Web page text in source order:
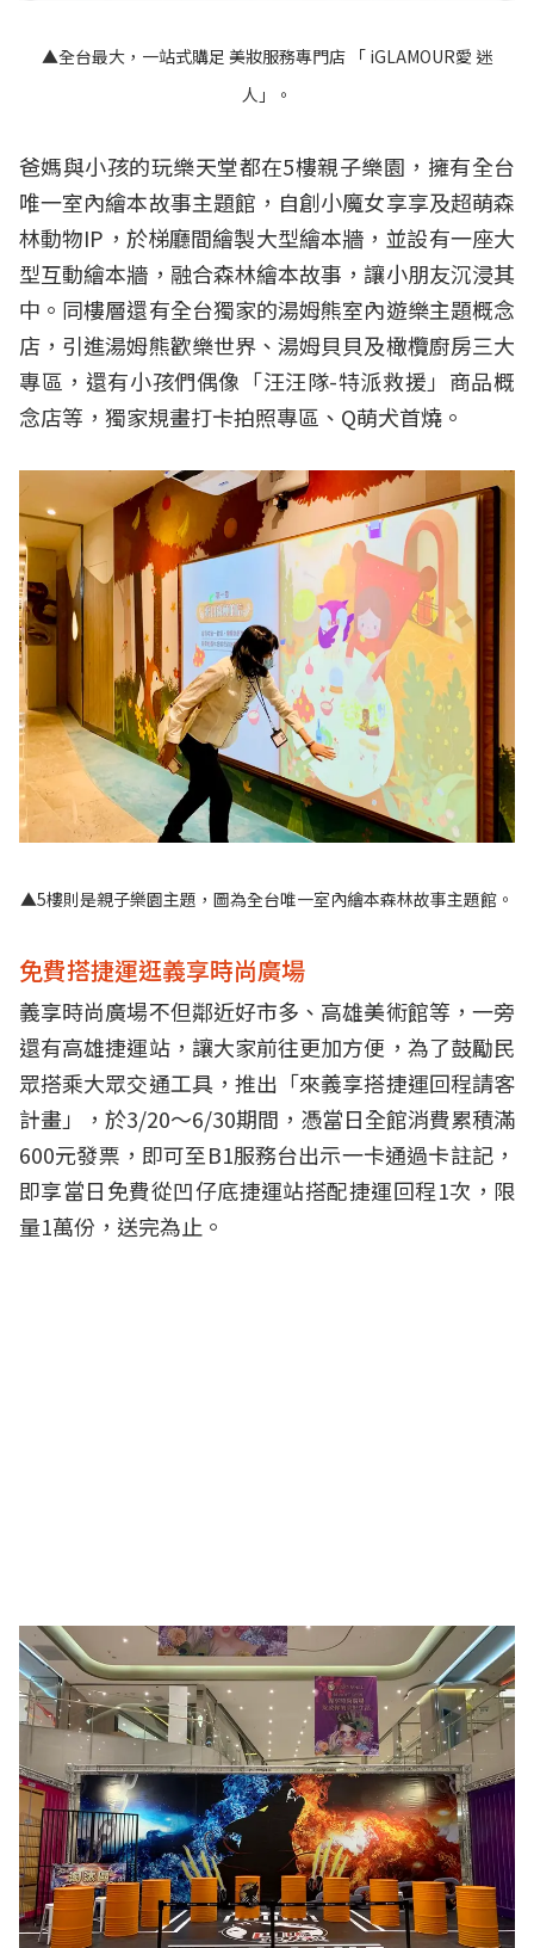
▲全台最大，一站式購足 美妝服務專門店 「 iGLAMOUR愛 迷
人」。
爸媽與小孩的玩樂天堂都在5樓親子樂園，擁有全台
唯一室內繪本故事主題館，自創小魔女享享及超萌森
林動物IP，於梯廳間繪製大型繪本牆，並設有一座大
型互動繪本牆，融合森林繪本故事，讓小朋友沉浸其
中。同樓層還有全台獨家的湯姆熊室內遊樂主題概念
店，引進湯姆熊歡樂世界、湯姆貝貝及橄欖廚房三大
專區，還有小孩們偶像「汪汪隊-特派救援」商品概
念店等，獨家規畫打卡拍照專區、Q萌犬首燒。
▲5樓則是親子樂園主題，圖為全台唯一室內繪本森林故事主題館。
免費搭捷運逛義享時尚廣場
義享時尚廣場不但鄰近好市多、高雄美術館等，一旁
還有高雄捷運站，讓大家前往更加方便，為了鼓勵民
眾搭乘大眾交通工具，推出「來義享搭捷運回程請客
計畫」，於3/20～6/30期間，憑當日全館消費累積滿
600元發票，即可至B1服務台出示一卡通過卡註記，
即享當日免費從凹仔底捷運站搭配捷運回程1次，限
量1萬份，送完為止。